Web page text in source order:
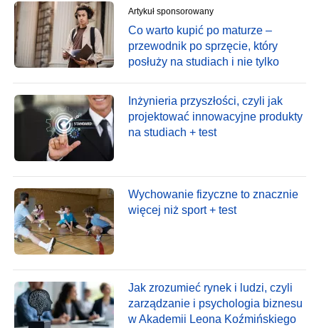
Artykuł sponsorowany
Co warto kupić po maturze –
przewodnik po sprzęcie, który
posłuży na studiach i nie tylko
Inżynieria przyszłości, czyli jak
projektować innowacyjne produkty
na studiach + test
Wychowanie fizyczne to znacznie
więcej niż sport + test
Jak zrozumieć rynek i ludzi, czyli
zarządzanie i psychologia biznesu
w Akademii Leona Koźmińskiego